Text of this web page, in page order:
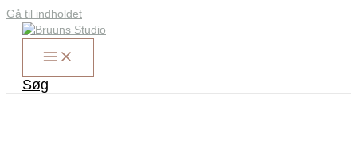
Gå til indholdet
Søg